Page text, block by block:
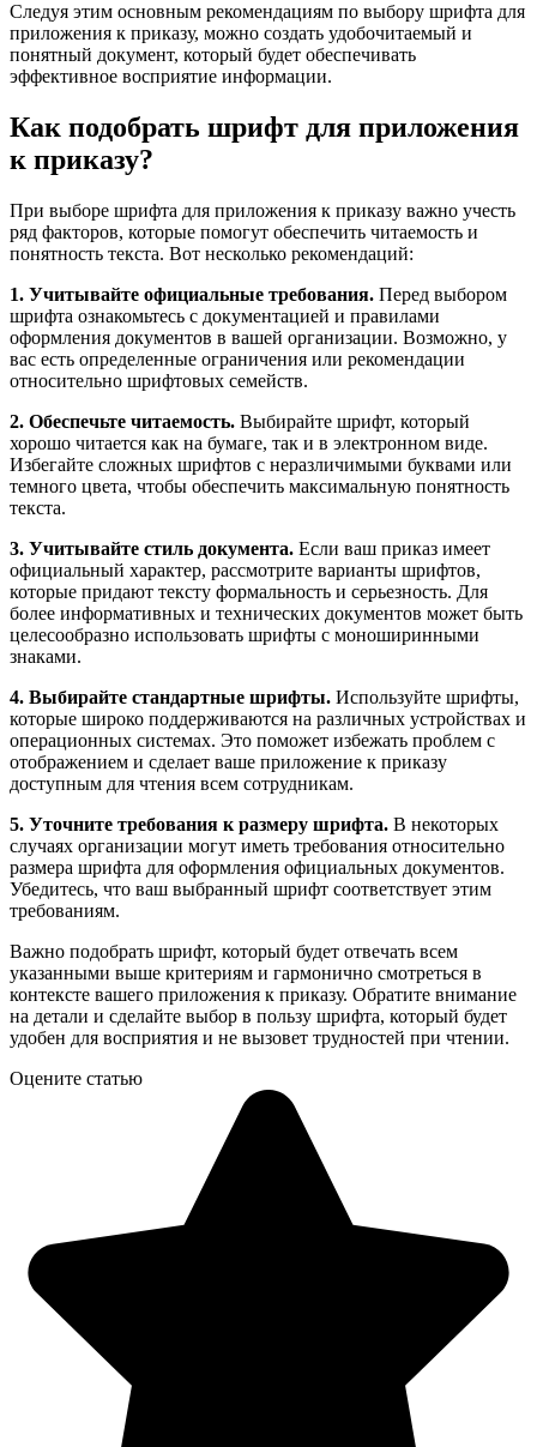
Следуя этим основным рекомендациям по выбору шрифта для
приложения к приказу, можно создать удобочитаемый и
понятный документ, который будет обеспечивать
эффективное восприятие информации.
Как подобрать шрифт для приложения
к приказу?
При выборе шрифта для приложения к приказу важно учесть
ряд факторов, которые помогут обеспечить читаемость и
понятность текста. Вот несколько рекомендаций:
1. Учитывайте официальные требования. Перед выбором
шрифта ознакомьтесь с документацией и правилами
оформления документов в вашей организации. Возможно, у
вас есть определенные ограничения или рекомендации
относительно шрифтовых семейств.
2. Обеспечьте читаемость. Выбирайте шрифт, который
хорошо читается как на бумаге, так и в электронном виде.
Избегайте сложных шрифтов с неразличимыми буквами или
темного цвета, чтобы обеспечить максимальную понятность
текста.
3. Учитывайте стиль документа. Если ваш приказ имеет
официальный характер, рассмотрите варианты шрифтов,
которые придают тексту формальность и серьезность. Для
более информативных и технических документов может быть
целесообразно использовать шрифты с моноширинными
знаками.
4. Выбирайте стандартные шрифты. Используйте шрифты,
которые широко поддерживаются на различных устройствах и
операционных системах. Это поможет избежать проблем с
отображением и сделает ваше приложение к приказу
доступным для чтения всем сотрудникам.
5. Уточните требования к размеру шрифта. В некоторых
случаях организации могут иметь требования относительно
размера шрифта для оформления официальных документов.
Убедитесь, что ваш выбранный шрифт соответствует этим
требованиям.
Важно подобрать шрифт, который будет отвечать всем
указанными выше критериям и гармонично смотреться в
контексте вашего приложения к приказу. Обратите внимание
на детали и сделайте выбор в пользу шрифта, который будет
удобен для восприятия и не вызовет трудностей при чтении.
Оцените статью